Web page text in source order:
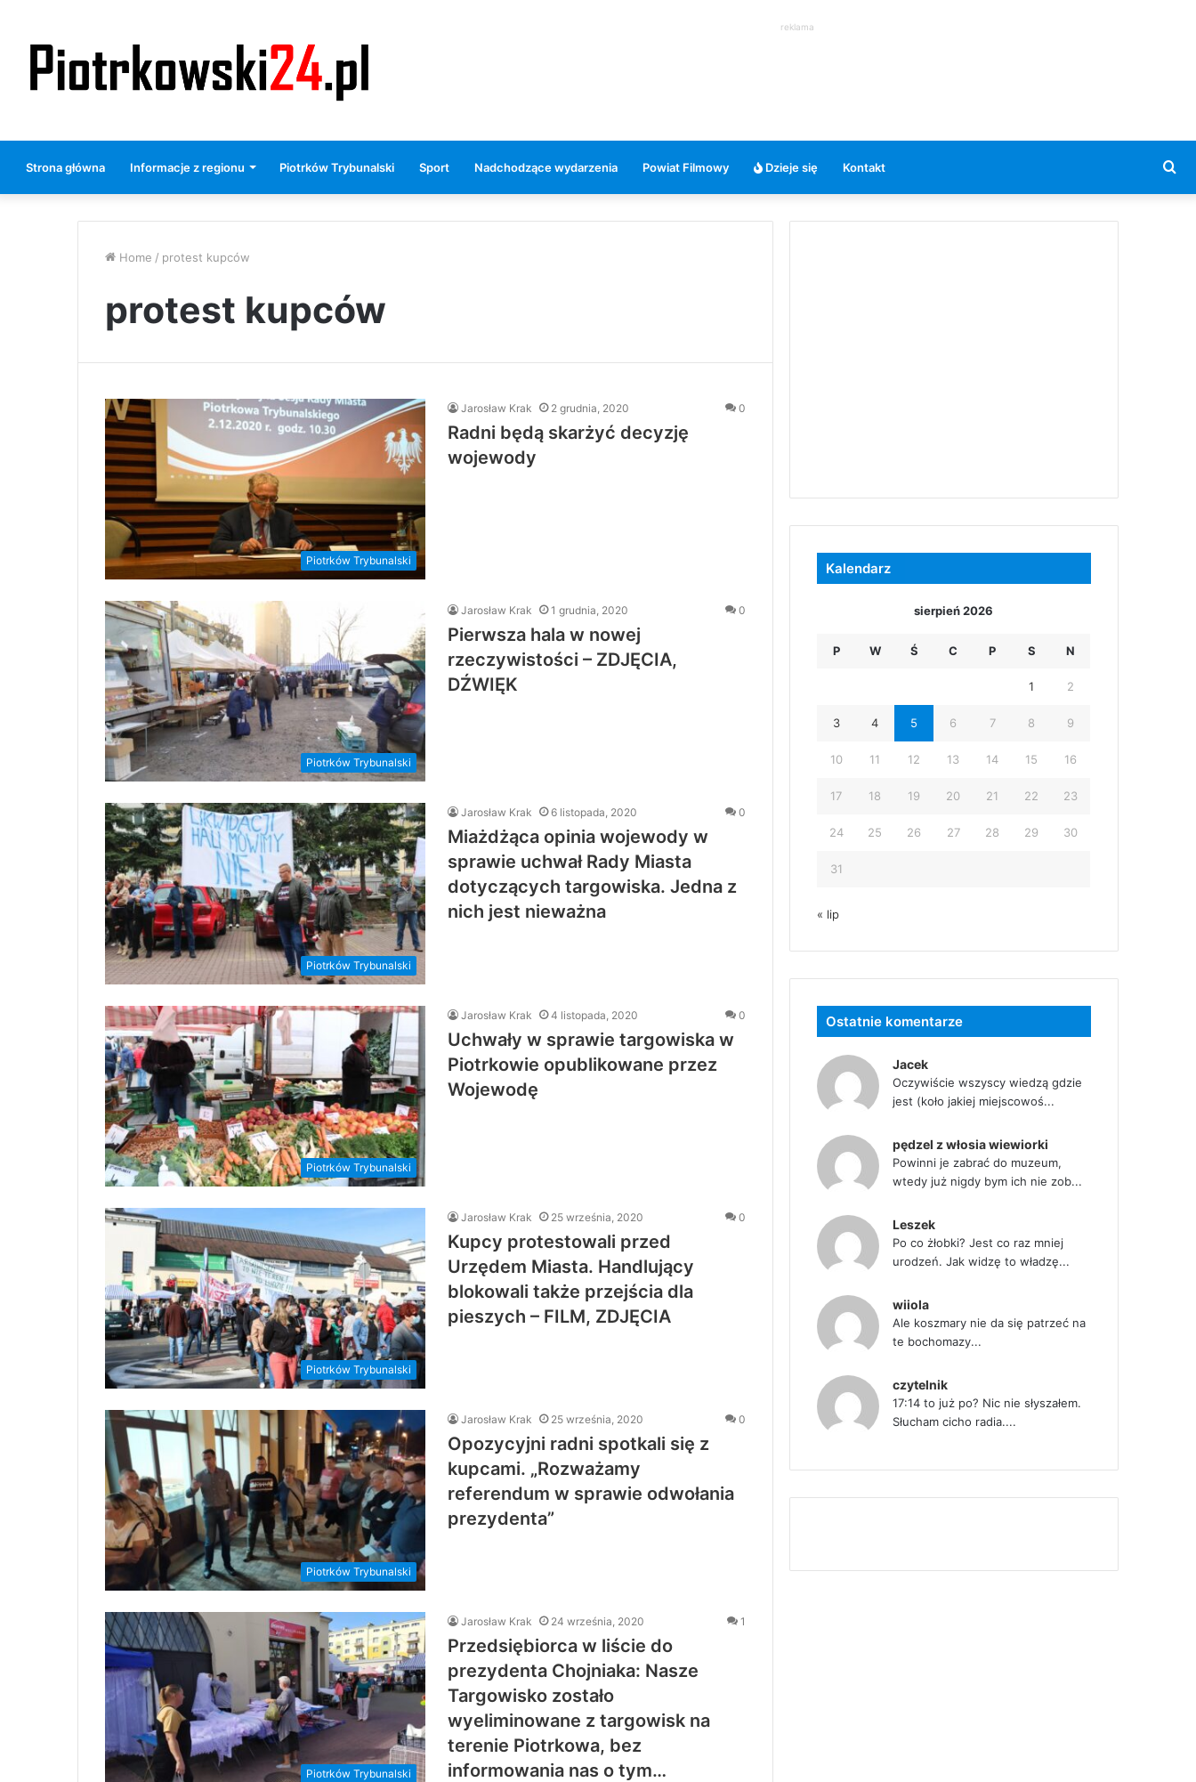
reklama
Strona główna Informacje z regionu Piotrków Trybunalski Sport Nadchodzące wydarzenia Powiat Filmowy Dzieje się Kontakt
Home / protest kupców
protest kupców
Piotrków Trybunalski
Jarosław Krak 2 grudnia, 2020 0
Radni będą skarżyć decyzję
wojewody
Piotrków Trybunalski
Jarosław Krak 1 grudnia, 2020 0
Pierwsza hala w nowej
rzeczywistości – ZDJĘCIA,
DŹWIĘK
Piotrków Trybunalski
Jarosław Krak 6 listopada, 2020 0
Miażdżąca opinia wojewody w
sprawie uchwał Rady Miasta
dotyczących targowiska. Jedna z
nich jest nieważna
Piotrków Trybunalski
Jarosław Krak 4 listopada, 2020 0
Uchwały w sprawie targowiska w
Piotrkowie opublikowane przez
Wojewodę
Piotrków Trybunalski
Jarosław Krak 25 września, 2020 0
Kupcy protestowali przed
Urzędem Miasta. Handlujący
blokowali także przejścia dla
pieszych – FILM, ZDJĘCIA
Piotrków Trybunalski
Jarosław Krak 25 września, 2020 0
Opozycyjni radni spotkali się z
kupcami. „Rozważamy
referendum w sprawie odwołania
prezydenta”
Piotrków Trybunalski
Jarosław Krak 24 września, 2020 1
Przedsiębiorca w liście do
prezydenta Chojniaka: Nasze
Targowisko zostało
wyeliminowane z targowisk na
terenie Piotrkowa, bez
informowania nas o tym…
Kalendarz
sierpień 2026
P W Ś C P S N
1 2
3 4 5 6 7 8 9
10 11 12 13 14 15 16
17 18 19 20 21 22 23
24 25 26 27 28 29 30
31
« lip
Ostatnie komentarze
Jacek
Oczywiście wszyscy wiedzą gdzie
jest (koło jakiej miejscowoś...
pędzel z włosia wiewiorki
Powinni je zabrać do muzeum,
wtedy już nigdy bym ich nie zob...
Leszek
Po co żłobki? Jest co raz mniej
urodzeń. Jak widzę to władzę...
wiiola
Ale koszmary nie da się patrzeć na
te bochomazy...
czytelnik
17:14 to już po? Nic nie słyszałem.
Słucham cicho radia....